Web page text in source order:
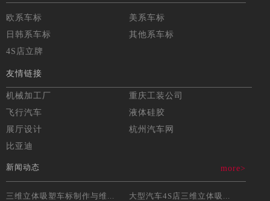
欧系车标
美系车标
日韩系车标
其他系车标
4S店立牌
友情链接
机械加工厂
重庆工装公司
飞行汽车
液体硅胶
展厅设计
杭州汽车网
比亚迪
新闻动态 more>
三维立体吸塑车标制作与维...
大型汽车4S店三维立体吸...